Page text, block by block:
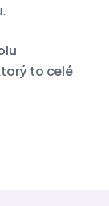
to celé